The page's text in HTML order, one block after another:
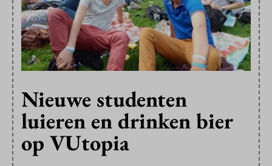
Nieuwe studenten
luieren en drinken bier
op VUtopia